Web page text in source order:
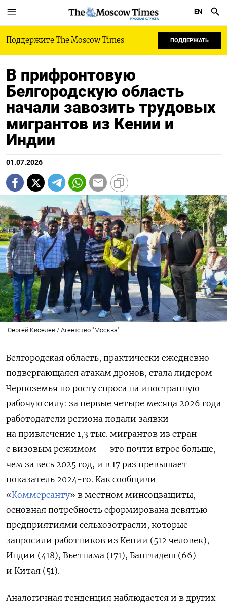
РУССКАЯ СЛУЖБА
EN
Поддержите The Moscow Times ПОДДЕРЖАТЬ
В прифронтовую
Белгородскую область
начали завозить трудовых
мигрантов из Кении и
Индии
01.07.2026
Сергей Киселев / Агентство "Москва"
Белгородская область, практически ежедневно
подвергающаяся атакам дронов, стала лидером
Черноземья по росту спроса на иностранную
рабочую силу: за первые четыре месяца 2026 года
работодатели региона подали заявки
на привлечение 1,3 тыс. мигрантов из стран
с визовым режимом — это почти втрое больше,
чем за весь 2025 год, и в 17 раз превышает
показатель 2024-го. Как сообщили
«Коммерсанту» в местном минсоцзащиты,
основная потребность сформирована девятью
предприятиями сельхозотрасли, которые
запросили работников из Кении (512 человек),
Индии (418), Вьетнама (171), Бангладеш (66)
и Китая (51).
Аналогичная тенденция наблюдается и в других